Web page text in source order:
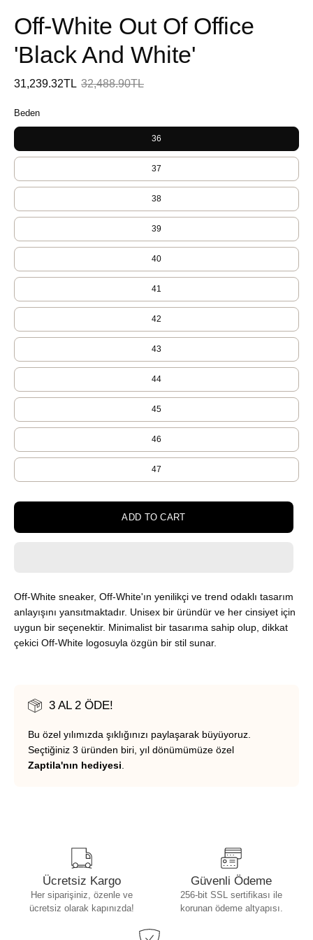
Off-White Out Of Office
'Black And White'
31,239.32TL 32,488.90TL
Beden
36
37
38
39
40
41
42
43
44
45
46
47
ADD TO CART
Off-White sneaker, Off-White'ın yenilikçi ve trend odaklı tasarım
anlayışını yansıtmaktadır. Unisex bir üründür ve her cinsiyet için
uygun bir seçenektir. Minimalist bir tasarıma sahip olup, dikkat
çekici Off-White logosuyla özgün bir stil sunar.
3 AL 2 ÖDE!
Bu özel yılımızda şıklığınızı paylaşarak büyüyoruz.
Seçtiğiniz 3 üründen biri, yıl dönümümüze özel
Zaptila'nın hediyesi.
Ücretsiz Kargo
Her siparişiniz, özenle ve
ücretsiz olarak kapınızda!
Güvenli Ödeme
256-bit SSL sertifikası ile
korunan ödeme altyapısı.